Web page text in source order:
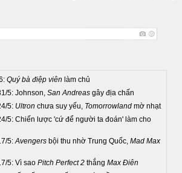
Quý bà điệp viên làm chủ
5: Johnson, San Andreas gây địa chấn
5: Ultron chưa suy yếu, Tomorrowland mờ nhạt
5: Chiến lược 'cứ để người ta đoán' làm cho
5:Avengers bội thu nhờ Trung Quốc, Mad Max
5: Vì sao Pitch Perfect 2 thắng Max Điên